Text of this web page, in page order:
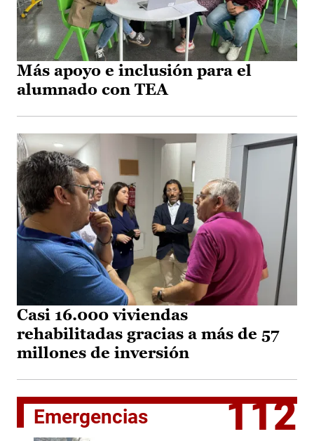
Más apoyo e inclusión para el
alumnado con TEA
Casi 16.000 viviendas
rehabilitadas gracias a más de 57
millones de inversión
Emergencias 112